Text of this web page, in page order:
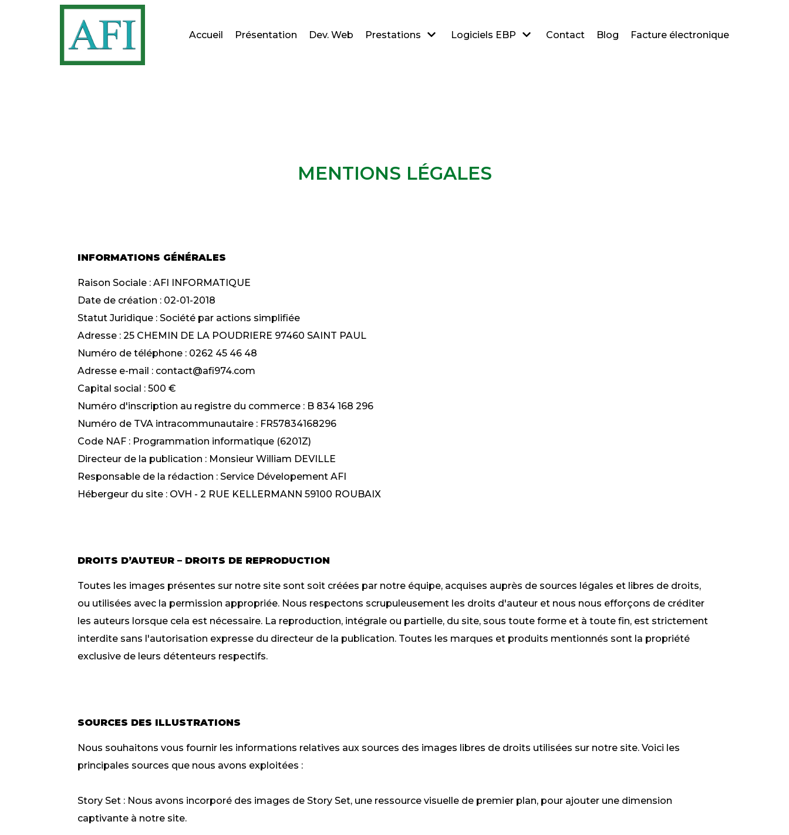
Accueil Présentation Dev. Web Prestations Logiciels EBP Contact Blog Facture électronique
MENTIONS LÉGALES
INFORMATIONS GÉNÉRALES
Raison Sociale : AFI INFORMATIQUE
Date de création : 02-01-2018
Statut Juridique : Société par actions simplifiée
Adresse : 25 CHEMIN DE LA POUDRIERE 97460 SAINT PAUL
Numéro de téléphone : 0262 45 46 48
Adresse e-mail : contact@afi974.com
Capital social : 500 €
Numéro d'inscription au registre du commerce : B 834 168 296
Numéro de TVA intracommunautaire : FR57834168296
Code NAF : Programmation informatique (6201Z)
Directeur de la publication : Monsieur William DEVILLE
Responsable de la rédaction : Service Dévelopement AFI
Hébergeur du site : OVH - 2 RUE KELLERMANN 59100 ROUBAIX
DROITS D’AUTEUR – DROITS DE REPRODUCTION
Toutes les images présentes sur notre site sont soit créées par notre équipe, acquises auprès de sources légales et libres de droits,
ou utilisées avec la permission appropriée. Nous respectons scrupuleusement les droits d'auteur et nous nous efforçons de créditer
les auteurs lorsque cela est nécessaire. La reproduction, intégrale ou partielle, du site, sous toute forme et à toute fin, est strictement
interdite sans l'autorisation expresse du directeur de la publication. Toutes les marques et produits mentionnés sont la propriété
exclusive de leurs détenteurs respectifs.
SOURCES DES ILLUSTRATIONS
Nous souhaitons vous fournir les informations relatives aux sources des images libres de droits utilisées sur notre site. Voici les
principales sources que nous avons exploitées :
Story Set : Nous avons incorporé des images de Story Set, une ressource visuelle de premier plan, pour ajouter une dimension
captivante à notre site.